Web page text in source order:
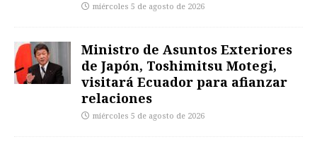
miércoles 5 de agosto de 2026
Ministro de Asuntos Exteriores
de Japón, Toshimitsu Motegi,
visitará Ecuador para afianzar
relaciones
miércoles 5 de agosto de 2026